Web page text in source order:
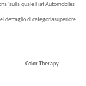
quale Fiat Automobiles
dettaglio di categoriasuperiore.
Color Therapy